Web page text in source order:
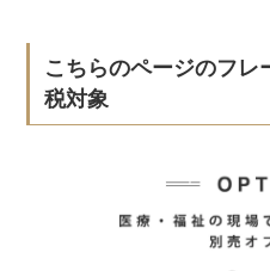
こちらのページのフレ
税対象